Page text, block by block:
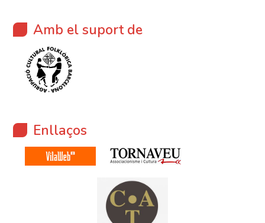
Amb el suport de
Enllaços